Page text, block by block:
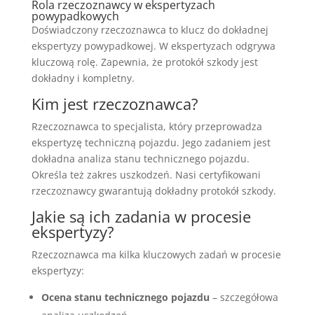
Rola rzeczoznawcy w ekspertyzach
powypadkowych
Doświadczony rzeczoznawca to klucz do dokładnej
ekspertyzy powypadkowej. W ekspertyzach odgrywa
kluczową rolę. Zapewnia, że protokół szkody jest
dokładny i kompletny.
Kim jest rzeczoznawca?
Rzeczoznawca to specjalista, który przeprowadza
ekspertyzę techniczną pojazdu. Jego zadaniem jest
dokładna analiza stanu technicznego pojazdu.
Określa też zakres uszkodzeń. Nasi certyfikowani
rzeczoznawcy gwarantują dokładny protokół szkody.
Jakie są ich zadania w procesie
ekspertyzy?
Rzeczoznawca ma kilka kluczowych zadań w procesie
ekspertyzy:
Ocena stanu technicznego pojazdu – szczegółowa